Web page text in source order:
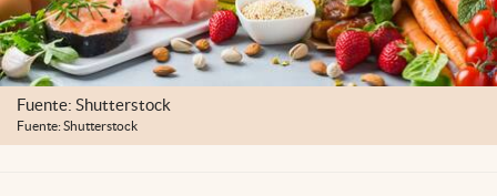
Fuente: Shutterstock
Fuente: Shutterstock